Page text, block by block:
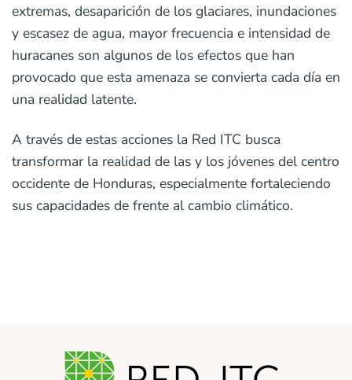
extremas, desaparición de los glaciares, inundaciones
y escasez de agua, mayor frecuencia e intensidad de
huracanes son algunos de los efectos que han
provocado que esta amenaza se convierta cada día en
una realidad latente.
A través de estas acciones la Red ITC busca
transformar la realidad de las y los jóvenes del centro
occidente de Honduras, especialmente fortaleciendo
sus capacidades de frente al cambio climático.